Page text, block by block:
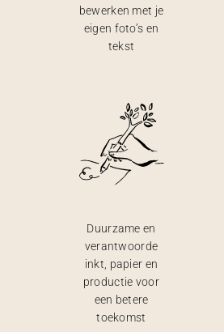
bewerken met je
eigen foto’s en
tekst
Duurzame en
verantwoorde
inkt, papier en
productie voor
een betere
toekomst